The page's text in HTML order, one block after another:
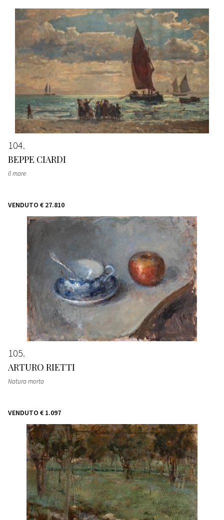
104
BEPPE CIARDI
Il mare
VENDUTO € 27.810
105
ARTURO RIETTI
Natura morta
VENDUTO € 1.097